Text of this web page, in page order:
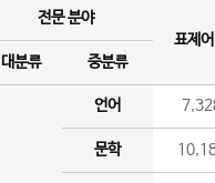
전문 분야
표제
대분류
중분류
언어
문학